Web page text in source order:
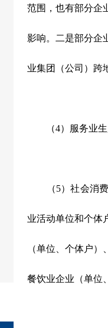
范围，也有部分企
影响。二是部分企
业集团（公司）跨
（4）服务业生
（5）社会消费
业活动单位和个体
（单位、个体户
餐饮业企业（单位